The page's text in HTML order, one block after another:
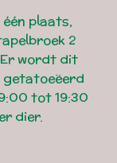
plaats,
2
Er wordt dit
getatoeëerd
tot 19:30
dier.